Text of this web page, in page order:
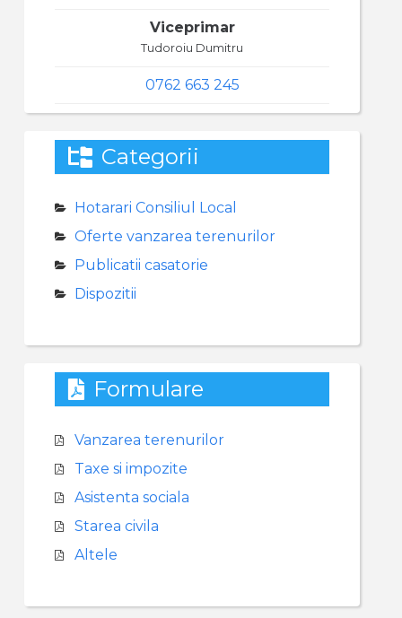
Viceprimar
Tudoroiu Dumitru
0762 663 245
Categorii
Hotarari Consiliul Local
Oferte vanzarea terenurilor
Publicatii casatorie
Dispozitii
Formulare
Vanzarea terenurilor
Taxe si impozite
Asistenta sociala
Starea civila
Altele